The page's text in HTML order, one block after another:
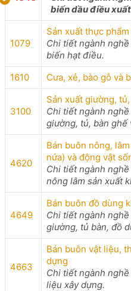
biến dầu điều
1079
Sản xuất thực
Chi tiết ngành
biến hạt điều.
1610
Cưa, xẻ, bào gỗ và
3100
Sản xuất giường,
Chi tiết ngành
giường, tủ, bàn ghế
4620
Bán buôn nông,
nứa) và động vật
Chi tiết ngành
nông lâm sản xuất
4649
Bán buôn đồ dùng
Chi tiết ngành
giường, tủ bàn, đồ
4663
Bán buôn vật liệu,
dựng
Chi tiết ngành
liệu xây dựng.